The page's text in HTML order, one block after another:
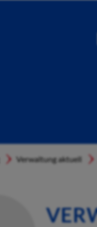
Verwaltung aktuell